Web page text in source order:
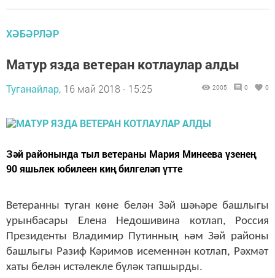
ХӘБӘРЛӘР
Матур язда ветеран котлаулар алды
Туганайлар, 16 май 2018 - 15:25 2005 0 0
​​​​​​​Зәй районында тыл ветераны Мария Минеева үзенең
90 яшьлек юбилеен киң билгеләп үтте
Ветеранны туган көне белән Зәй шәһәребашлыгы
урынбасары Елена Недошивина котлап, Россия
Президенты Владимир Путинның һәмЗәй районы
башлыгы Разиф Кәримов исеменнән котлап, Рәхмәт
хаты белән истәлекле бүләк тапшырды.